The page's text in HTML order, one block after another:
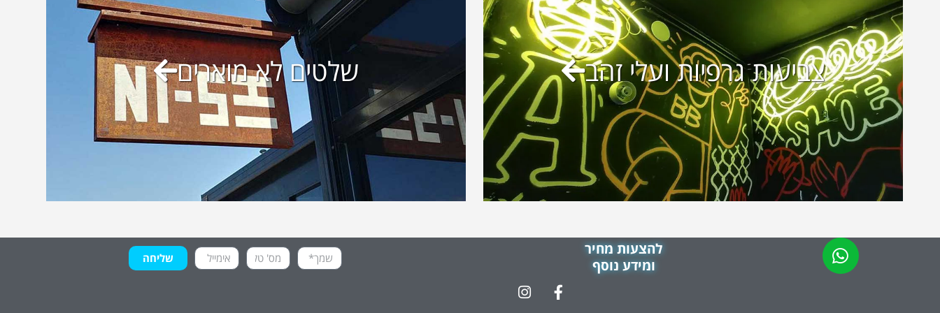
צביעות גרפיות ועלי זהב שלטים לא מוארים
להצעות מחיר
ומידע נוסף
שליחה